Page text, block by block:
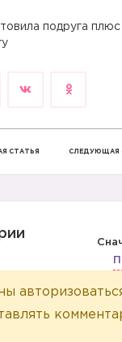
подруга
СТАТЬЯ СЛЕДУЮЩАЯ